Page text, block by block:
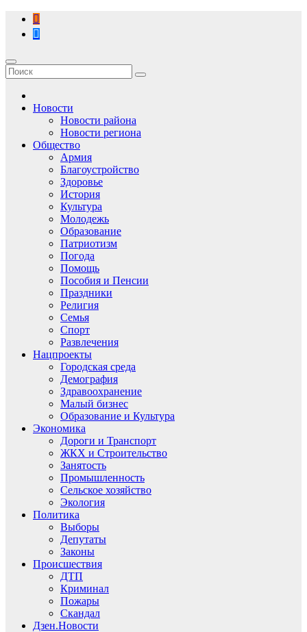
Перейти
содержимому
Новости
Новости района
Новости региона
Общество
Армия
Благоустройство
Здоровье
История
Культура
Молодежь
Образование
Патриотизм
Погода
Помощь
Пособия и Пенсии
Праздники
Религия
Семья
Спорт
Развлечения
Нацпроекты
Городская среда
Демография
Здравоохранение
Малый бизнес
Образование и Культура
Экономика
Дороги и Транспорт
ЖКХ и Строительство
Занятость
Промышленность
Сельское хозяйство
Экология
Политика
Выборы
Депутаты
Законы
Происшествия
ДТП
Криминал
Пожары
Скандал
Дзен.Новости